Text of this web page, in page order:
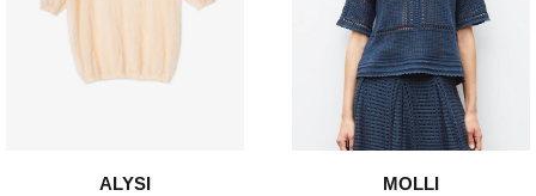
ALYSI MOLLI